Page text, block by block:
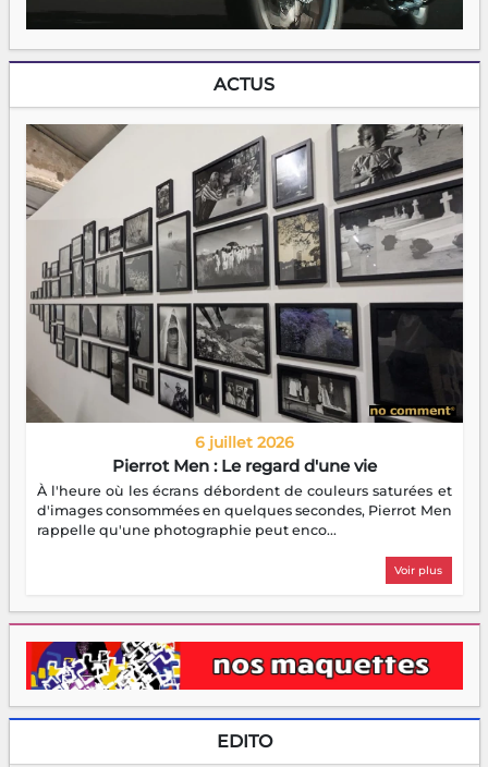
ACTUS
6 juillet 2026
Pierrot Men : Le regard d'une vie
À l'heure où les écrans débordent de couleurs saturées et
d'images consommées en quelques secondes, Pierrot Men
rappelle qu'une photographie peut enco...
Voir plus
EDITO